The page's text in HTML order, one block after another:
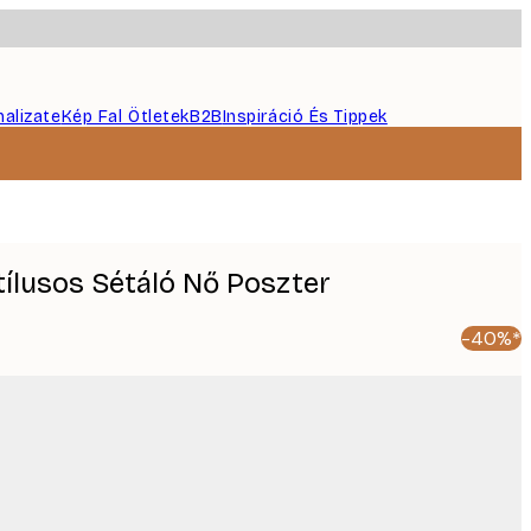
Kép Fal ÖtletekB2BInspiráció És Tippek
Sétáló Nő Poszter
-40%*